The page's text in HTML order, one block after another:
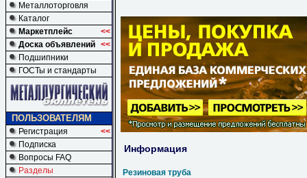
Металлоторговля
Каталог
Маркетплейс
<<
Доска объявлений <<
Подшипники
ГОСТы и стандарты
ПОЛЬЗОВАТЕЛЯМ
Регистрация
<<
Подписка
Вопросы FAQ
Разделы
Информация
Резиновая труба